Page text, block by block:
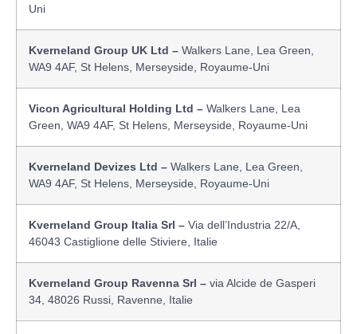
Uni
Kverneland Group UK Ltd – Walkers Lane, Lea Green,
WA9 4AF, St Helens, Merseyside, Royaume-Uni
Vicon Agricultural Holding Ltd – Walkers Lane, Lea
Green, WA9 4AF, St Helens, Merseyside, Royaume-Uni
Kverneland Devizes Ltd – Walkers Lane, Lea Green,
WA9 4AF, St Helens, Merseyside, Royaume-Uni
Kverneland Group Italia Srl – Via dell’Industria 22/A,
46043 Castiglione delle Stiviere, Italie
Kverneland Group Ravenna Srl – via Alcide de Gasperi
34, 48026 Russi, Ravenne, Italie